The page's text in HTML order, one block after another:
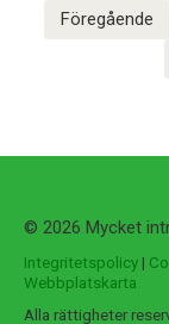
Sidnumrering
för
Föregående
© 2026 Mycket
Integritetspolicy|
Webbplatskarta
Alla rättigheter